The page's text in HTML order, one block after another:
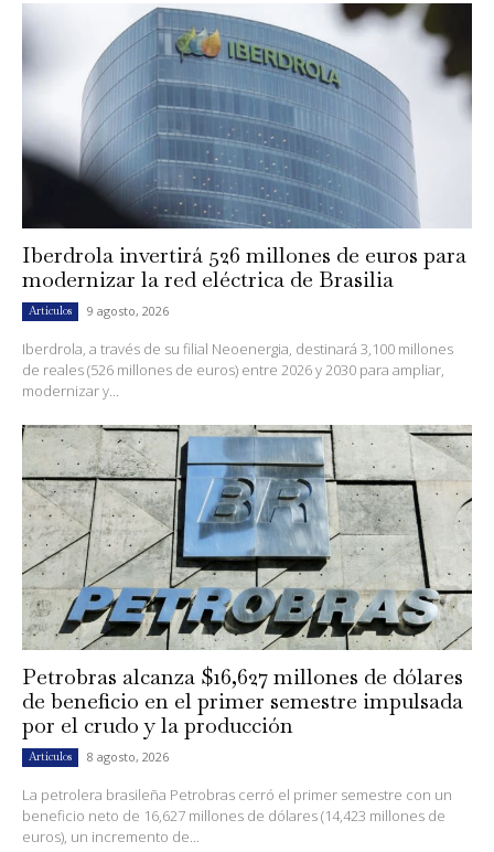
Iberdrola invertirá 526 millones de euros para
modernizar la red eléctrica de Brasilia
Artículos 9 agosto, 2026
Iberdrola, a través de su filial Neoenergia, destinará 3,100 millones
de reales (526 millones de euros) entre 2026 y 2030 para ampliar,
modernizar y...
Petrobras alcanza $16,627 millones de dólares
de beneficio en el primer semestre impulsada
por el crudo y la producción
Artículos 8 agosto, 2026
La petrolera brasileña Petrobras cerró el primer semestre con un
beneficio neto de 16,627 millones de dólares (14,423 millones de
euros), un incremento de...